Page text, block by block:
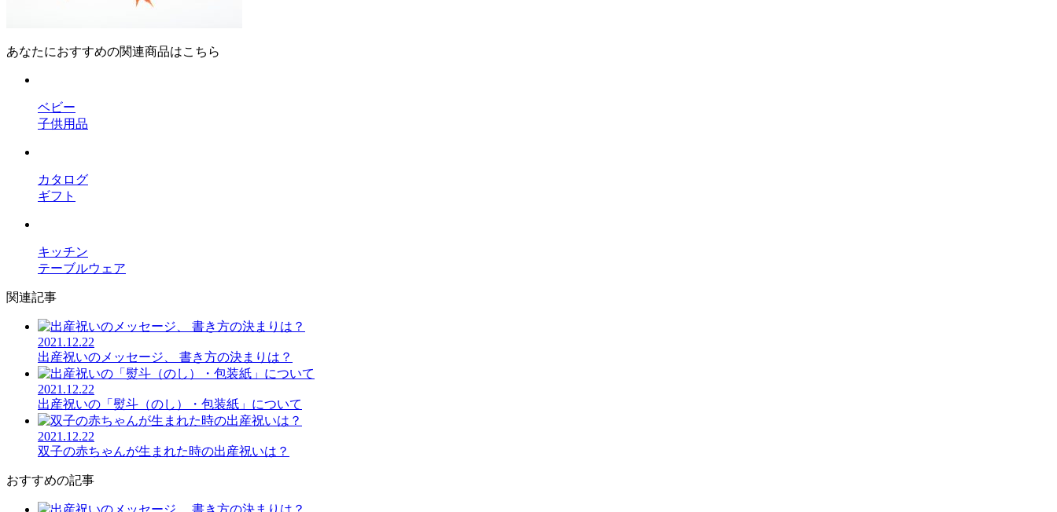
あなたにおすすめの関連商品はこちら
ベビー
子供用品
カタログ
ギフト
キッチン
テーブルウェア
関連記事
2021.12.22
出産祝いのメッセージ、 書き方の決まりは？
2021.12.22
出産祝いの「熨斗（のし）・包装紙」について
2021.12.22
双子の赤ちゃんが生まれた時の出産祝いは？
おすすめの記事